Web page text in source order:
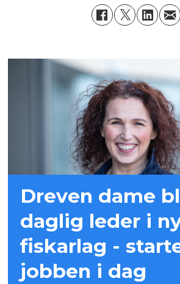
Dreven dame
daglig leder i
fiskarlag -
jobben i dag